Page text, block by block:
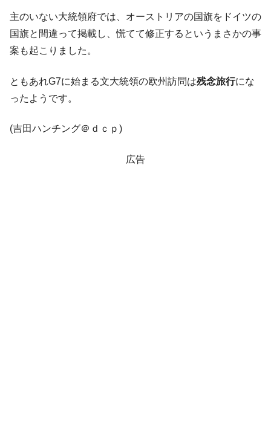
ている意外な選手とは？
Fact1 セレクトセールの高額取引馬が稼いだ金額とは？
主のいない大統領府では、オーストリアの国旗をドイツの
国旗と間違って掲載し、慌てて修正するというまさかの事
案も起こりました。
ともあれG7に始まる文大統領の欧州訪問は残念旅行にな
ったようです。
(吉田ハンチング＠ｄｃｐ)
広告